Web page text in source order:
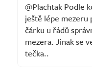
@Plachtak Podle
ještě lépe mezeru
čárku u řádů
mezera. Jinak se
tečka..